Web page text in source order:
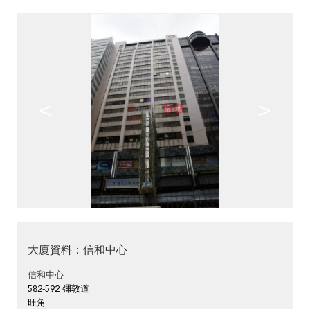
大廈資料：信和中心
信和中心
582-592 彌敦道
旺角